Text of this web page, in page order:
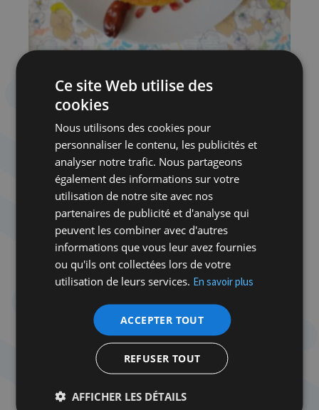
Préparation
Rincez le riz jusqu’à ce que l’eau devienne
claire, pour en extraire l’amidon.
Versez-le dans un récipient et recouvrez-le
d’eau. Laissez reposer une nuit au frigo.
Remplissez une grande casserole
(antiadhésive) d’eau. Portez à ébullition.
Versez-y du sel et diluez-le dans l’eau, puis
ajoutez le riz et les 3 càs d’huile d’olive.
Mélangez.
Couvrez et laissez cuire pendant 5 minutes.
Les grains de riz doivent bouger librement
Égouttez le riz dans une passoire, et
passez-le sous l’eau froide pour y enlever le
maximum
dans un bol avec le safran.
Ce site Web utilise des
cookies
Nous utilisons des cookies pour
personnaliser le contenu, les publicités et
analyser notre trafic. Nous partageons
également des informations sur votre
utilisation de notre site avec nos
partenaires de publicité et d'analyse qui
peuvent les combiner avec d'autres
informations que vous leur avez fournies
ou qu'ils ont collectées lors de votre
utilisation de leurs services. En savoir plus
ACCEPTER TOUT
REFUSER TOUT
AFFICHER LES DÉTAILS